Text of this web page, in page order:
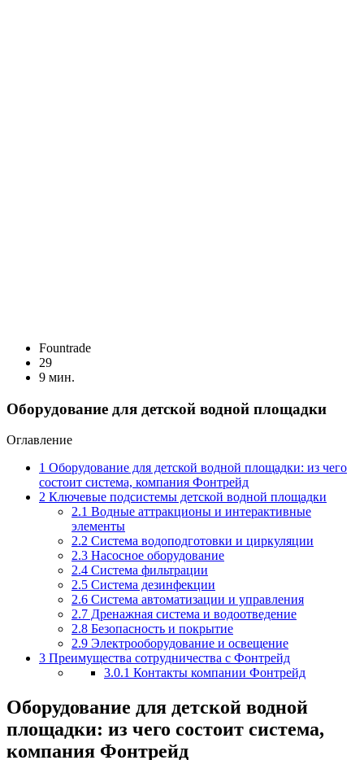
Fоuntrade
29
9 мин.
Оборудование для детской водной площадки
Оглавление
1 Оборудование для детской водной площадки: из чего
состоит система, компания Фонтрейд
2 Ключевые подсистемы детской водной площадки
2.1 Водные аттракционы и интерактивные
элементы
2.2 Система водоподготовки и циркуляции
2.3 Насосное оборудование
2.4 Система фильтрации
2.5 Система дезинфекции
2.6 Система автоматизации и управления
2.7 Дренажная система и водоотведение
2.8 Безопасность и покрытие
2.9 Электрооборудование и освещение
3 Преимущества сотрудничества с Фонтрейд
3.0.1 Контакты компании Фонтрейд
Оборудование для детской водной
площадки: из чего состоит система,
компания Фонтрейд